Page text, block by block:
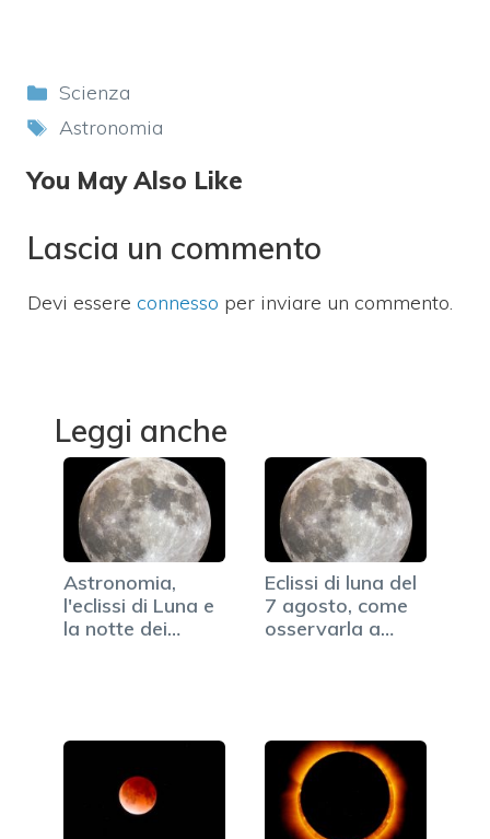
Categorie
Scienza
Tag
Astronomia
You May Also Like
Lascia un commento
Devi essere connesso per inviare un commento.
Leggi anche
Astronomia,
l'eclissi di Luna e
la notte dei
Eclissi di luna del
7 agosto, come
osservarla a